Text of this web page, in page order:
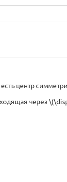
центр
через